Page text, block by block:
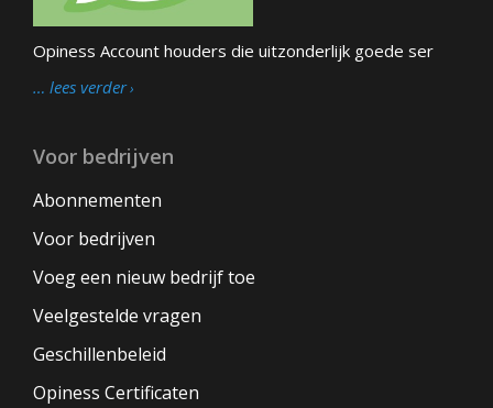
Opiness Account houders die uitzonderlijk goede ser
… lees verder
Voor bedrijven
Abonnementen
Voor bedrijven
Voeg een nieuw bedrijf toe
Veelgestelde vragen
Geschillenbeleid
Opiness Certificaten